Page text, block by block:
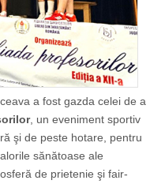
a fost gazda celei de a
, un eveniment sportiv
şi de peste hotare, pentru
sănătoase ale
de prietenie şi fair-